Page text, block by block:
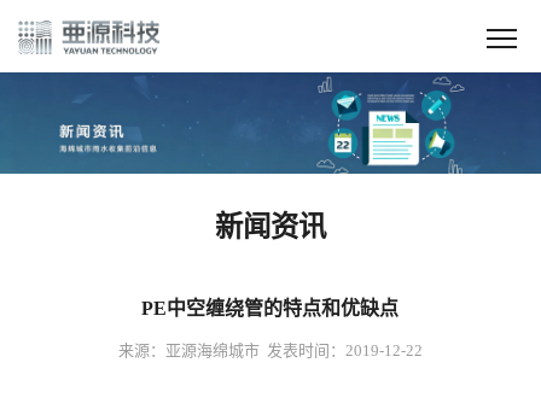
新闻资讯
PE中空缠绕管的特点和优缺点
来源：亚源海绵城市 发表时间：2019-12-22